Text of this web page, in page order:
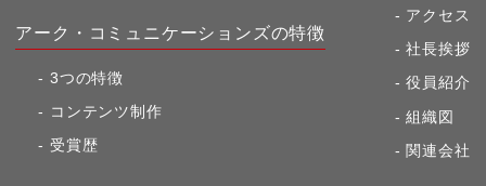
アーク・コミュニケーションズの特徴
3つの特徴
コンテンツ制作
受賞歴
アクセス
社長挨拶
役員紹介
組織図
関連会社